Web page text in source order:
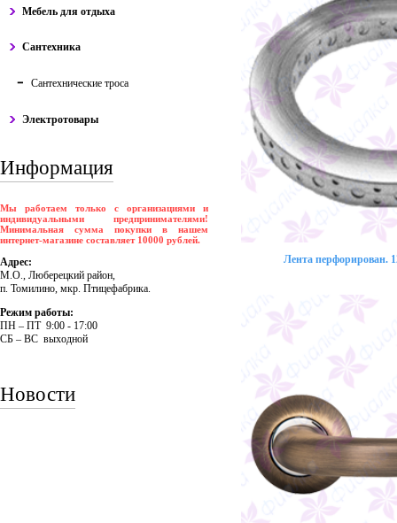
Мебель для отдыха
Сантехника
Сантехнические троса
Электротовары
Информация
Мы работаем только с организациями и
индивидуальными предпринимателями!
Минимальная сумма покупки в нашем
интернет-магазине составляет 10000 рублей.
Адрес:
М.О., Люберецкий район,
п. Томилино, мкр. Птицефабрика.
Режим работы:
ПH – ПT 9:00 - 17:00
CБ – BC выходной
Новости
Лента перфорирован.